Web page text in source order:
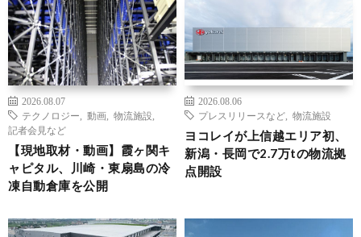
2026.08.07
テクノロジー
動画 物流施設
記者会見など
【現地取材・動画】霞ヶ関キ
ャピタル、川崎・東扇島の冷
凍自動倉庫を公開
2026.08.06
プレスリリースなど
物流施設
ヨコレイが上信越エリア初、
新潟・長岡で2.7万tの物流拠
点開設